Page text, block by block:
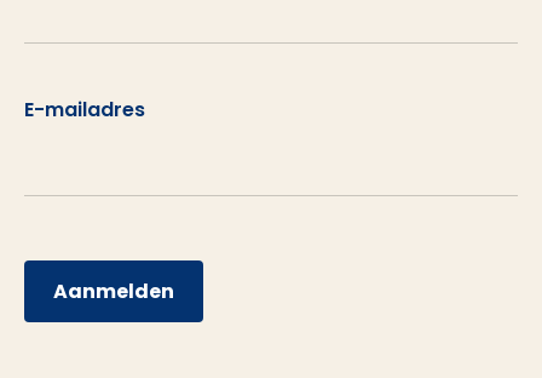
E-mailadres
Aanmelden